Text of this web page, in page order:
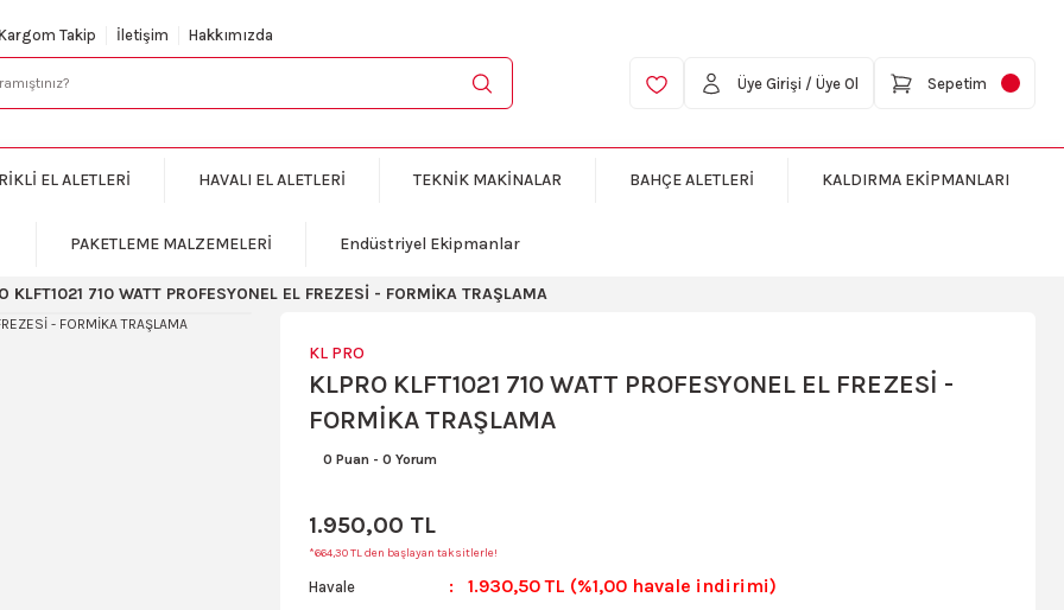
Takip İletişim Hakkımızda
Üye Girişi / Üye Ol Sepetim
EL ALETLERİ HAVALI EL ALETLERİ TEKNİK MAKİNALAR BAHÇE ALETLERİ KALDIRMA EKİPMANLARI
PAKETLEME MALZEMELERİ Endüstriyel Ekipmanlar
KLFT1021 710 WATT PROFESYONEL EL FREZESİ - FORMİKA TRAŞLAMA
KL PRO
KLPRO KLFT1021 710 WATT PROFESYONEL EL FREZESİ -
FORMİKA TRAŞLAMA
0 Puan - 0 Yorum
1.950,00 TL
*664,30 TL den başlayan taksitlerle!
Havale 1.930,50 TL (%1,00 havale indirimi)